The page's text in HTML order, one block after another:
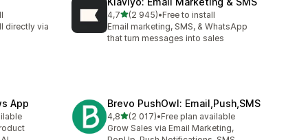
directly via
4,7av 5 stjerner
(2 945)
Totalt 2945 omtaler
•Free to install
Email marketing, SMS, & WhatsApp
that turn messages into sales
App Brevo PushOwl: Email,Push,SMS
4,8av 5 stjerner
(2 017)
Totalt 2017 omtaler
•Free plan available
Grow Sales via Email Marketing,